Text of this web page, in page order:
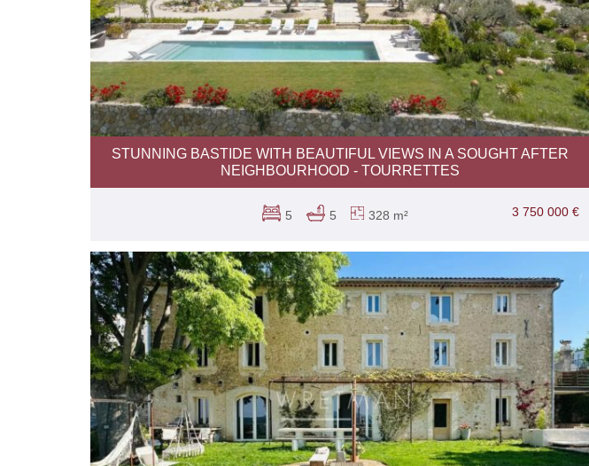
STUNNING BASTIDE WITH BEAUTIFUL VIEWS IN A SOUGHT AFTER
NEIGHBOURHOOD - TOURRETTES
3 750 000 €
5 5 328 m²